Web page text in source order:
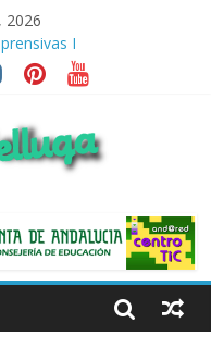
2026
I
I-1
III
II